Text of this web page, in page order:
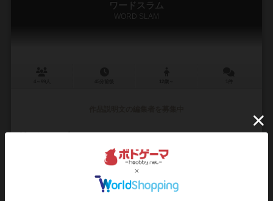
ワードスラム
WORD SLAM
マルクス・ブラント（Markus
コスモス（KOSMOS）
76 17